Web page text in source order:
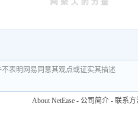
表明网易同意其观点或证实其描述
About NetEase - 公司简介 - 联系方